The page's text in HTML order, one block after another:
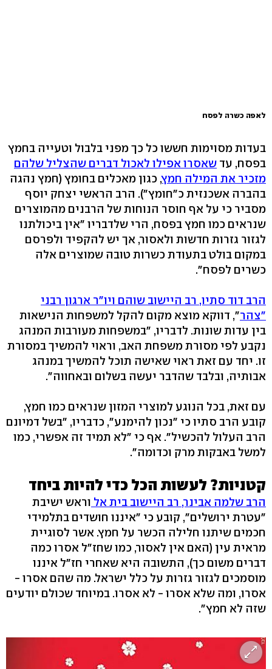
לאפה כשרה לפסח
בעדות מסוימות חששו כל כך מפני בלבול וטעייה בחמץ
בפסח, עד שאסרו אפילו לאכול דברים שהצליל שלהם
מזכיר את המילה חמץ, כגון מאכלים בחומץ (חמץ נהגה
בהברה אשכנזית כ"חומץ"). הרב הראשי יצחק יוסף
מסביר כי על אף חוסר הנוחות של הרבנים מהמוצרים
שנראים כמו חמץ בפסח, הרי שלדבריו "אין ביכולתנו
לגזור גזרות חדשות ולאסור, אך יש להקפיד ולפרסם
במקום בולט בתעודת כשרות טובה שמוצרים אלה
כשרים לפסח".
הרב דוד סתיו, רב היישוב שוהם ויו"ר ארגון רבני
"צהר", דווקא מוצא מקום להקל למשפחות הנישאות
בין עדות שונות. לדבריו, "במשפחות מעורבות המנהג
נקבע לפי מסורת משפחת האב, וראוי להמשיך במסורת
זו. יחד עם זאת ראוי שאישה תוכל להמשיך במנהג
אבותיה, ובלבד שהדבר יעשה בשלום ובאחווה".
עם זאת, בכל הנוגע למוצרי המזון שנראים כמו חמץ,
קובע הרב סתיו כי "נכון להימנע", כדבריו, "בשל דמיונם
הרב העלול להכשיל". אף כי "לא תמיד זה אפשרי, כמו
למשל באבקות מרק וכדומה".
קטניות? לעשות הכל כדי להיות ביחד
הרב שלמה אבינר, רב היישוב בית אל וראש ישיבת
"עטרת ירושלים", קובע כי "איננו חושדים בתלמידי
חכמים שיתנו חלילה הכשר על חמץ. אשר לסוגיית
מראית עין (האם אין לאסור, כמו שחז"ל אסרו כמה
דברים משום כך), התשובה היא שאחרי חז"ל איננו
מוסמכים לגזור גזרות על כלל ישראל. מה שהם אסרו -
אסרו, ומה שלא אסרו - לא אסרו. במיוחד שכולם יודעים
שזה לא חמץ".